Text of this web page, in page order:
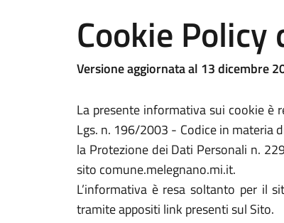
Cookie
Versione aggiornata al 13 dicembre
La presente informativa sui cookie è
Lgs. n. 196/2003 - Codice in materia
la Protezione dei Dati Personali n.
sito comune.melegnano.mi.it.
L’informativa è resa soltanto per il
tramite appositi link presenti sul Sito.